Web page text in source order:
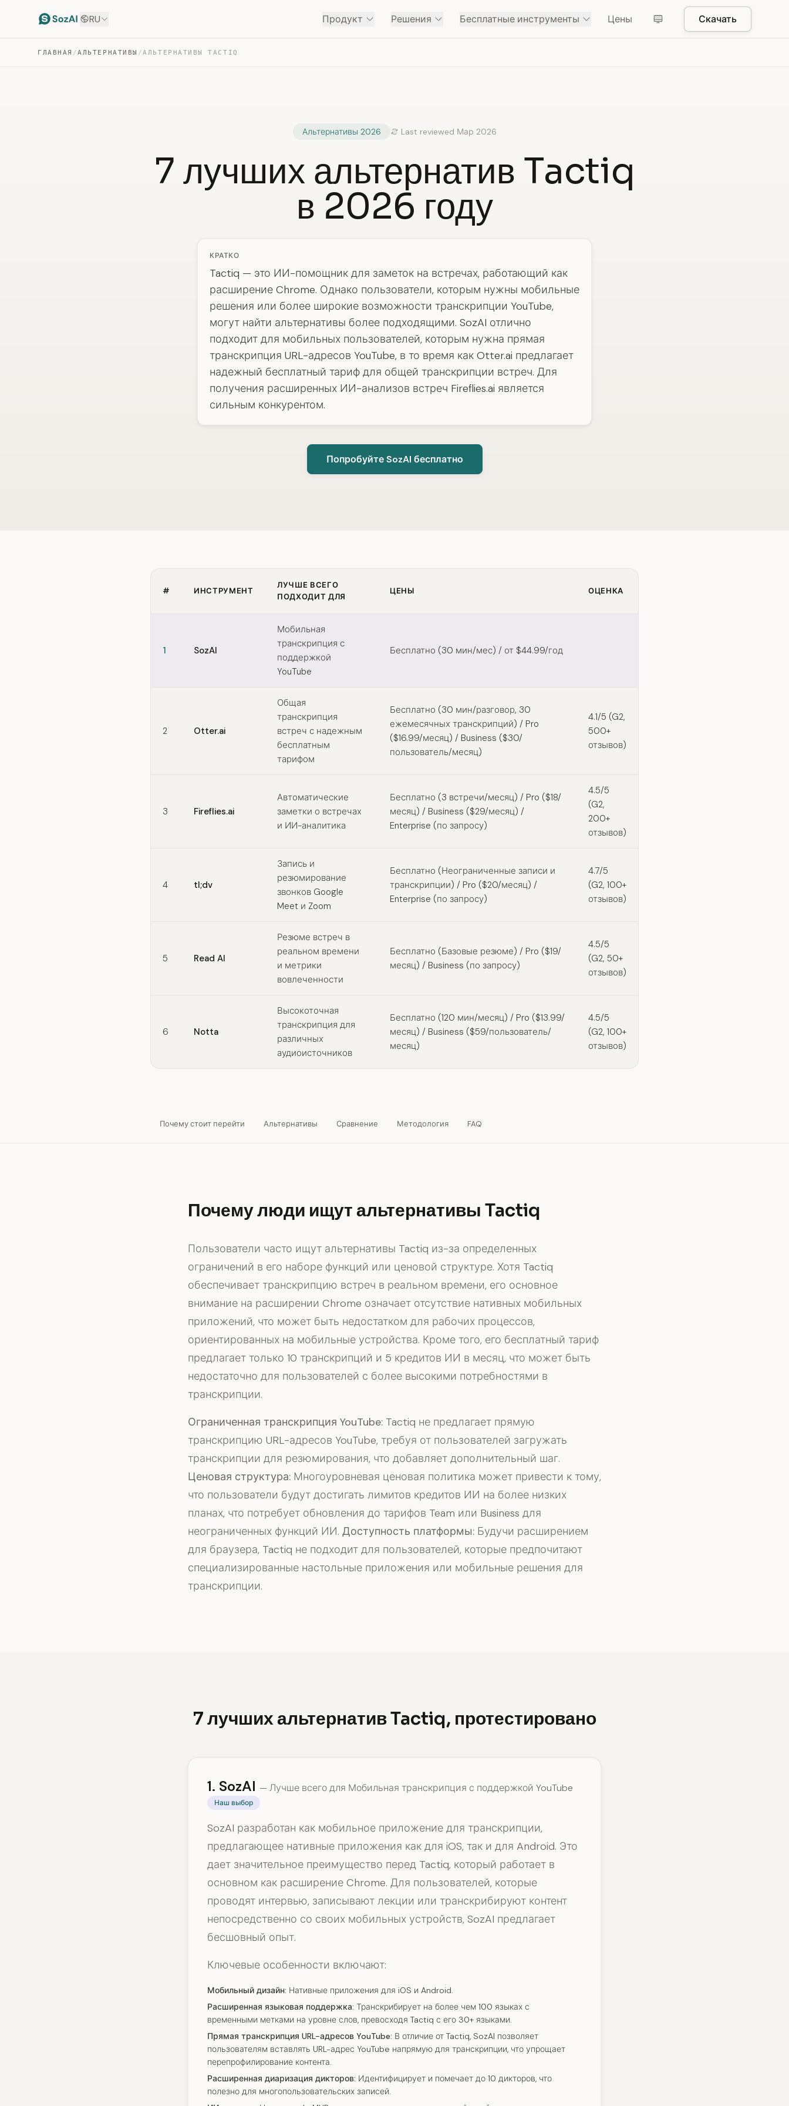
RU Продукт Решения Бесплатные инструменты Цены Скачать
ГЛАВНАЯ /АЛЬТЕРНАТИВЫ /АЛЬТЕРНАТИВЫ TACTIQ
Альтернативы 2026 Last reviewed Мар 2026
7 лучших альтернатив Tactiq
в 2026 году
КРАТКО
Tactiq — это ИИ-помощник для заметок на встречах, работающий как
расширение Chrome. Однако пользователи, которым нужны мобильные
решения или более широкие возможности транскрипции YouTube,
могут найти альтернативы более подходящими. SozAI отлично
подходит для мобильных пользователей, которым нужна прямая
транскрипция URL-адресов YouTube, в то время как Otter.ai предлагает
надежный бесплатный тариф для общей транскрипции встреч. Для
получения расширенных ИИ-анализов встреч Fireflies.ai является
сильным конкурентом.
Попробуйте SozAI бесплатно
# ИНСТРУМЕНТ
ЛУЧШЕ ВСЕГО
ПОДХОДИТ ДЛЯ
ЦЕНЫ ОЦЕНКА
1 SozAI
Мобильная
транскрипция с
поддержкой
YouTube
Бесплатно (30 мин/мес) / от $44.99/год
2 Otter.ai
Общая
транскрипция
встреч с надежным
бесплатным
тарифом
Бесплатно (30 мин/разговор, 30
ежемесячных транскрипций) / Pro
($16.99/месяц) / Business ($30/
пользователь/месяц)
4.1/5 (G2,
500+
отзывов)
3 Fireflies.ai
Автоматические
заметки о встречах
и ИИ-аналитика
Бесплатно (3 встречи/месяц) / Pro ($18/
месяц) / Business ($29/месяц) /
Enterprise (по запросу)
4.5/5
(G2,
200+
отзывов)
4 tl;dv
Запись и
резюмирование
звонков Google
Meet и Zoom
Бесплатно (Неограниченные записи и
транскрипции) / Pro ($20/месяц) /
Enterprise (по запросу)
4.7/5
(G2, 100+
отзывов)
5 Read AI
Резюме встреч в
реальном времени
и метрики
вовлеченности
Бесплатно (Базовые резюме) / Pro ($19/
месяц) / Business (по запросу)
4.5/5
(G2, 50+
отзывов)
6 Notta
Высокоточная
транскрипция для
различных
аудиоисточников
Бесплатно (120 мин/месяц) / Pro ($13.99/
месяц) / Business ($59/пользователь/
месяц)
4.5/5
(G2, 100+
отзывов)
Почему стоит перейти Альтернативы Сравнение Методология FAQ
Почему люди ищут альтернативы Tactiq
Пользователи часто ищут альтернативы Tactiq из-за определенных
ограничений в его наборе функций или ценовой структуре. Хотя Tactiq
обеспечивает транскрипцию встреч в реальном времени, его основное
внимание на расширении Chrome означает отсутствие нативных мобильных
приложений, что может быть недостатком для рабочих процессов,
ориентированных на мобильные устройства. Кроме того, его бесплатный тариф
предлагает только 10 транскрипций и 5 кредитов ИИ в месяц, что может быть
недостаточно для пользователей с более высокими потребностями в
транскрипции.
Ограниченная транскрипция YouTube: Tactiq не предлагает прямую
транскрипцию URL-адресов YouTube, требуя от пользователей загружать
транскрипции для резюмирования, что добавляет дополнительный шаг.
Ценовая структура: Многоуровневая ценовая политика может привести к тому,
что пользователи будут достигать лимитов кредитов ИИ на более низких
планах, что потребует обновления до тарифов Team или Business для
неограниченных функций ИИ. Доступность платформы: Будучи расширением
для браузера, Tactiq не подходит для пользователей, которые предпочитают
специализированные настольные приложения или мобильные решения для
транскрипции.
7 лучших альтернатив Tactiq, протестировано
1. SozAI — Лучше всего для Мобильная транскрипция с поддержкой YouTube
Наш выбор
SozAI разработан как мобильное приложение для транскрипции,
предлагающее нативные приложения как для iOS, так и для Android. Это
дает значительное преимущество перед Tactiq, который работает в
основном как расширение Chrome. Для пользователей, которые
проводят интервью, записывают лекции или транскрибируют контент
непосредственно со своих мобильных устройств, SozAI предлагает
бесшовный опыт.
Ключевые особенности включают:
Мобильный дизайн: Нативные приложения для iOS и Android.
Расширенная языковая поддержка: Транскрибирует на более чем 100 языках с
временными метками на уровне слов, превосходя Tactiq с его 30+ языками.
Прямая транскрипция URL-адресов YouTube: В отличие от Tactiq, SozAI позволяет
пользователям вставлять URL-адрес YouTube напрямую для транскрипции, что упрощает
перепрофилирование контента.
Расширенная диаризация дикторов: Идентифицирует и помечает до 10 дикторов, что
полезно для многопользовательских записей.